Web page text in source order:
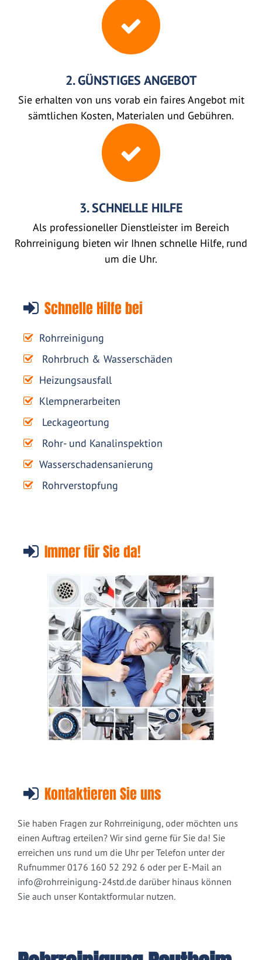
2. GÜNSTIGES ANGEBOT
Sie erhalten von uns vorab ein faires Angebot mit
sämtlichen Kosten, Materialen und Gebühren.
3. SCHNELLE HILFE
Als professioneller Dienstleister im Bereich
Rohrreinigung bieten wir Ihnen schnelle Hilfe, rund
um die Uhr.
Schnelle Hilfe bei
Rohrreinigung
Rohrbruch & Wasserschäden
Heizungsausfall
Klempnerarbeiten
Leckageortung
Rohr- und Kanalinspektion
Wasserschadensanierung
Rohrverstopfung
Immer für Sie da!
Kontaktieren Sie uns
Sie haben Fragen zur Rohrreinigung, oder möchten uns
einen Auftrag erteilen? Wir sind gerne für Sie da! Sie
erreichen uns rund um die Uhr per Telefon unter der
Rufnummer 0176 160 52 292 6 oder per E-Mail an
info@rohrreinigung-24std.de darüber hinaus können
Sie auch unser Kontaktformular nutzen.